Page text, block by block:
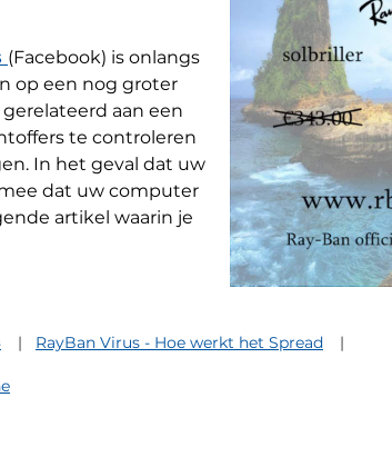
(Facebook) is onlangs
op een nog groter
aan een
te controleren
In het geval dat uw
dat uw computer
artikel waarin je
RayBan Virus - Hoe werkt het Spread